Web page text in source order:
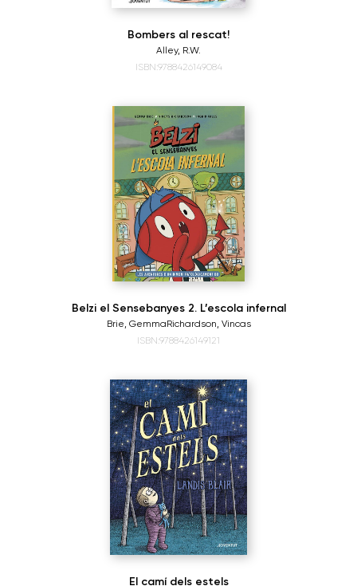
Bombers al rescat!
Alley, R.W.
ISBN:9788426149084
Belzi el Sensebanyes 2. L’escola infernal
Brie, GemmaRichardson, Vincas
ISBN:9788426149121
El camí dels estels